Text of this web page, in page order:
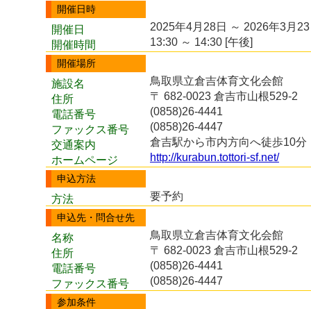
開催日時
開催日
2025年4月28日 ～ 2026年3月
開催時間
13:30 ～ 14:30 [午後]
開催場所
施設名
鳥取県立倉吉体育文化会館
住所
〒 682-0023 倉吉市山根529-2
電話番号
(0858)26-4441
ファックス番号
(0858)26-4447
交通案内
倉吉駅から市内方向へ徒歩10分
ホームページ
http://kurabun.tottori-sf.net/
申込方法
方法 要予約
申込先・問合せ先
名称
鳥取県立倉吉体育文化会館
住所
〒 682-0023 倉吉市山根529-2
電話番号
(0858)26-4441
ファックス番号
(0858)26-4447
参加条件